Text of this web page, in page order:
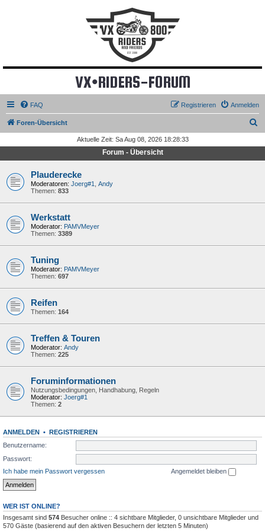
VX•RIDERS-FORUM
FAQ Anmelden
Registrieren
Foren-Übersicht
Aktuelle Zeit: Sa Aug 08, 2026 18:28:33
Forum - Übersicht
Plauderecke
Moderatoren: Joerg#1
Andy
Themen: 833
Werkstatt
Moderator: PAMVMeyer
Themen: 3389
Tuning
Moderator: PAMVMeyer
Themen: 697
Reifen
Themen: 164
Treffen & Touren
Moderator: Andy
Themen: 225
Foruminformationen
Nutzungsbedingungen, Handhabung, Regeln
Moderator: Joerg#1
Themen: 2
ANMELDEN • REGISTRIEREN
Benutzername:
Passwort:
Ich habe mein Passwort vergessen
Angemeldet bleiben
WER IST ONLINE?
Insgesamt sind 574 Besucher online :: 4 sichtbare Mitglieder, 0 unsichtbare Mitglieder und
570 Gäste (basierend auf den aktiven Besuchern der letzten 5 Minuten)